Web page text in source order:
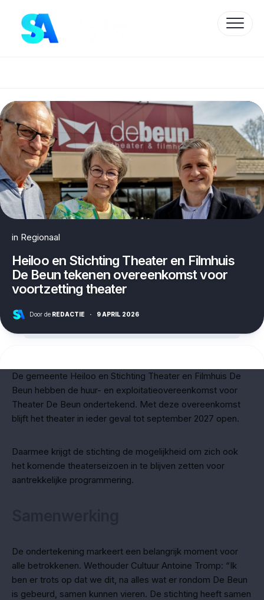
content
in Regionaal
Heiloo en Stichting Theater en Filmhuis
De Beun tekenen overeenkomst voor
voortzetting theater
Door de REDACTIE · 9 APRIL 2026
De gemeente Heiloo en Stichting Theater en Filmhuis De
Beun hebben de huur- en exploitatieovereenkomst voor
Theater De Beun ondertekend. Met deze overeenkomst
blijft het theater in ieder geval tot september 2027 open.
Daarmee krijgt de stichting de mogelijkheid om zich ook
het komende theaterseizoen in te blijven zetten voor
aantrekkelijke programmering.
De ondertekening markeert een belangrijk moment voor
alle betrokkenen. Wethouder Cultuur Antoine Tromp: “Ik
ben er trots op dat we dit, na alles wat er rondom De Beun
is gebeurd, samen kunnen vieren. De stichting heeft samen
Protected by WP Anti-Hacker